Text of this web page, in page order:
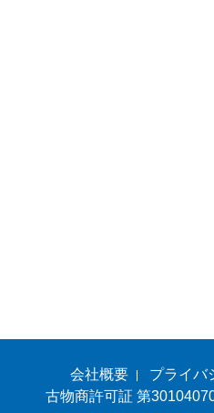
会社概要 プライバ
古物商許可証 第